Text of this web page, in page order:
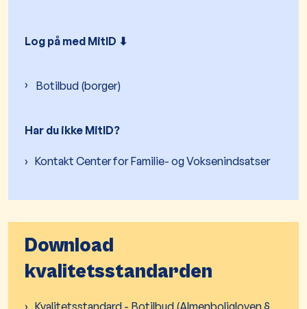
Log på med MitID ⬇︎
Botilbud (borger)
Har du ikke MitID?
Kontakt Center for Familie- og Voksenindsatser
Download
kvalitetsstandarden
Kvalitetsstandard - Botilbud (Almenboligloven §